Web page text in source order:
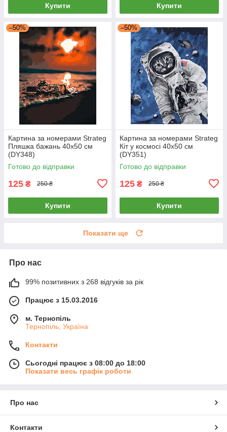
Купити Купити
–50%
Картина за номерами Strateg
Пляшка бажань 40х50 см
(DY348)
Готово до відправки
125 ₴ 250 ₴
Купити
–50%
Картина за номерами Strateg
Кіт у космосі 40х50 см
(DY351)
Готово до відправки
125 ₴ 250 ₴
Купити
Показати ще
Про нас
99% позитивних з 268 відгуків за рік
Працює з 15.03.2016
м. Тернопіль
Тернопіль, Україна
Контакти
Сьогодні працює з 08:00 до 18:00
Показати весь графік роботи
Про нас
Контакти